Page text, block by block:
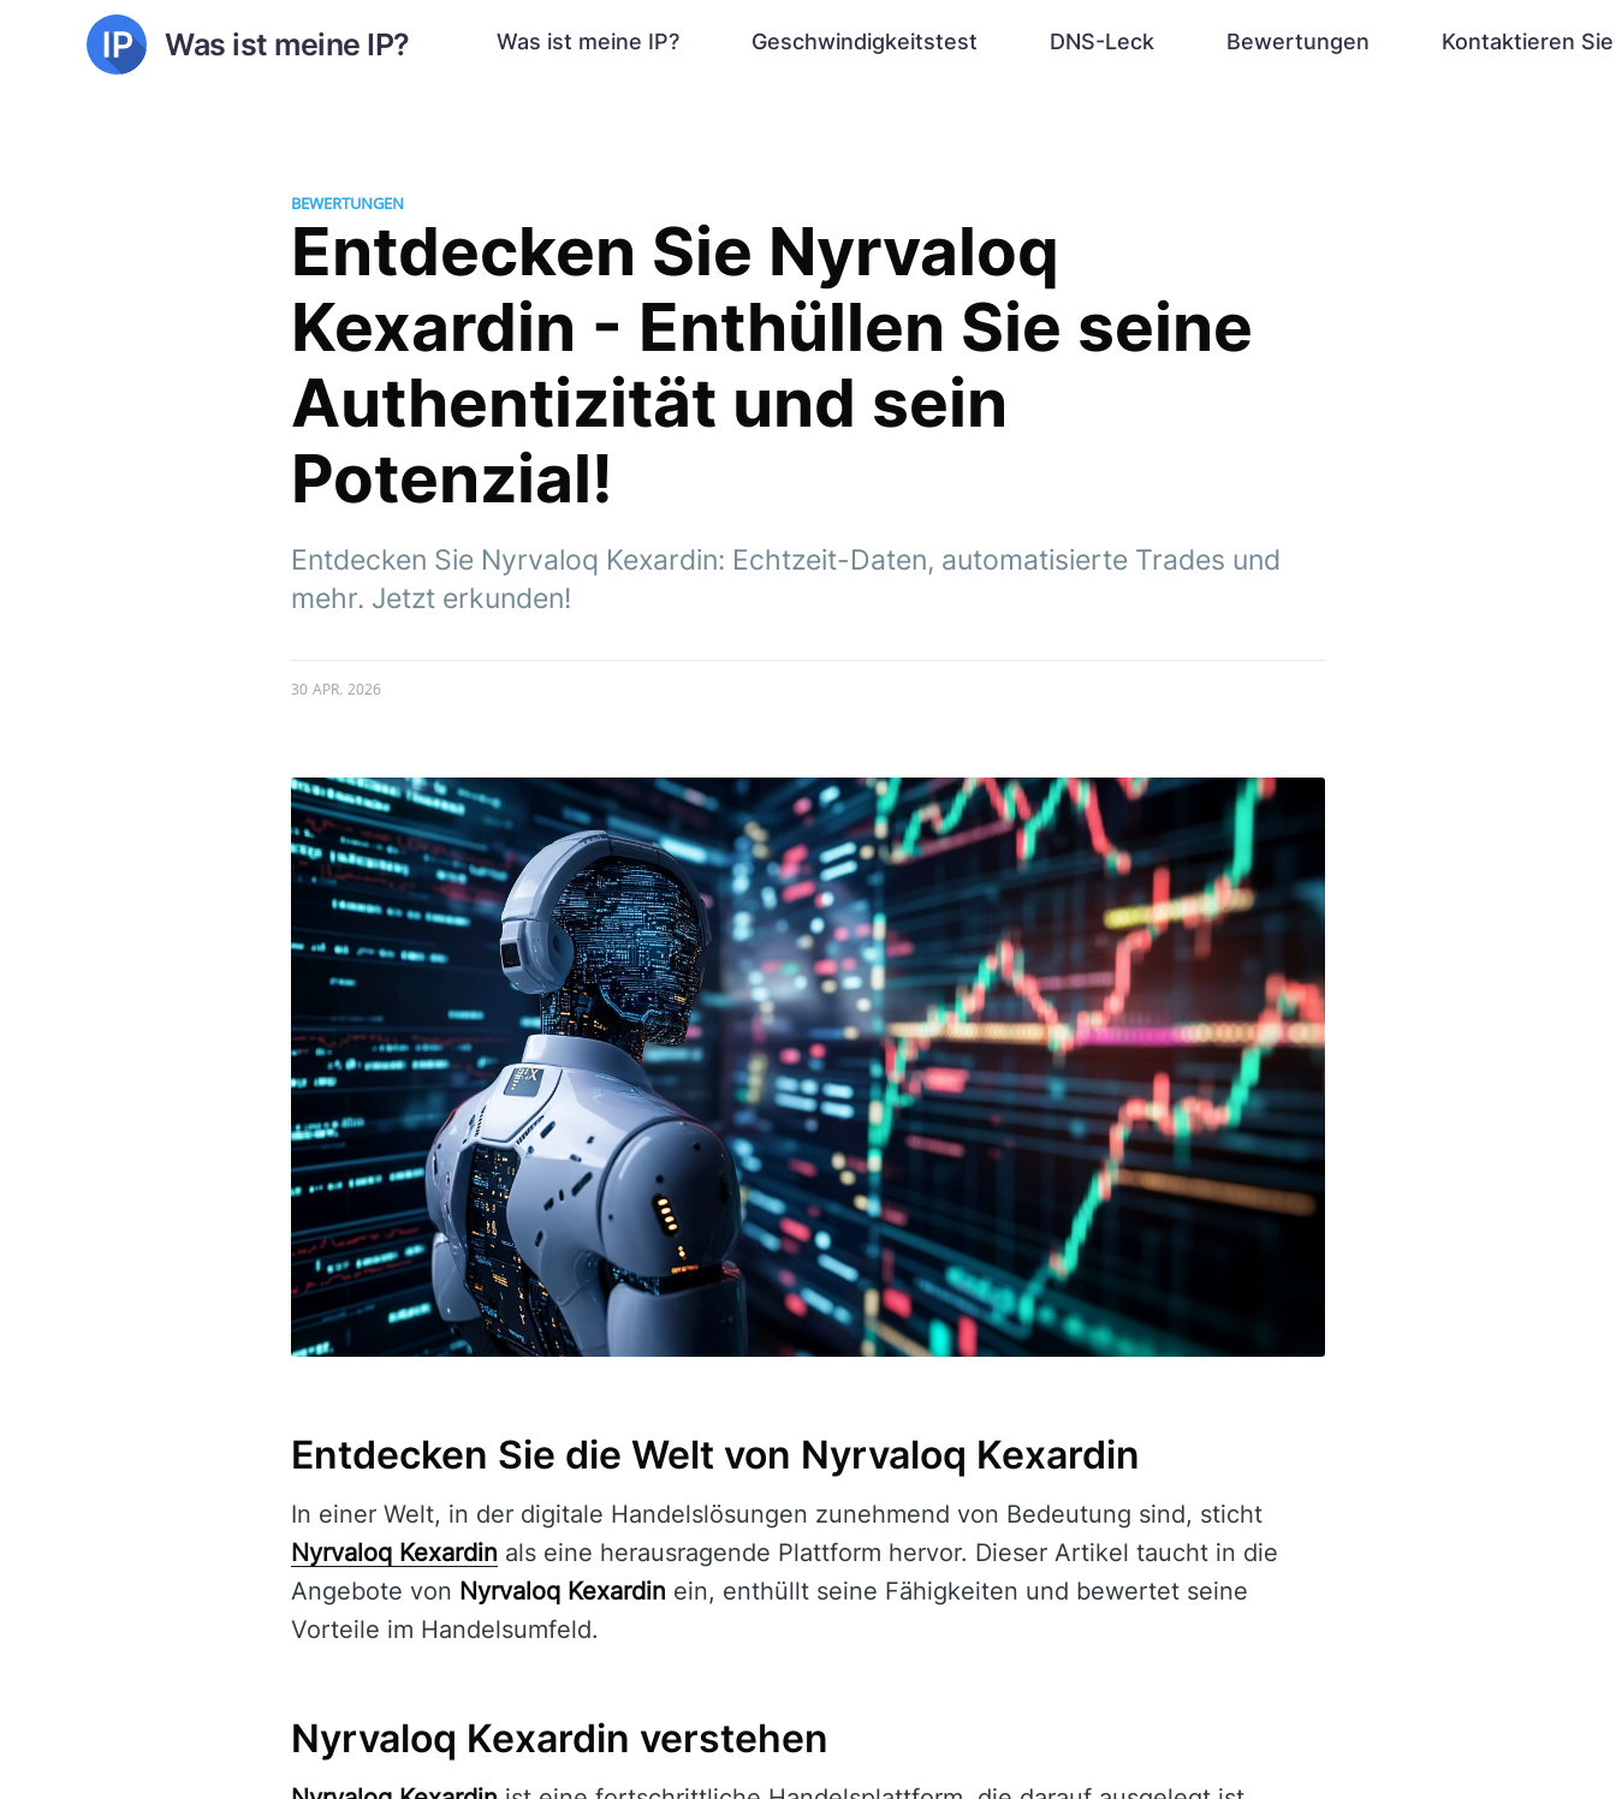
Was ist meine IP? Was ist meine IP? Geschwindigkeitstest DNS-Leck Bewertungen Kontaktieren
BEWERTUNGEN
Entdecken Sie Nyrvaloq
Kexardin - Enthüllen Sie seine
Authentizität und sein
Potenzial!
Entdecken Sie Nyrvaloq Kexardin: Echtzeit-Daten, automatisierte Trades und
mehr. Jetzt erkunden!
30 APR. 2026
Entdecken Sie die Welt von Nyrvaloq Kexardin
In einer Welt, in der digitale Handelslösungen zunehmend von Bedeutung sind, sticht
Nyrvaloq Kexardin als eine herausragende Plattform hervor. Dieser Artikel taucht in die
Angebote von Nyrvaloq Kexardin ein, enthüllt seine Fähigkeiten und bewertet seine
Vorteile im Handelsumfeld.
Nyrvaloq Kexardin verstehen